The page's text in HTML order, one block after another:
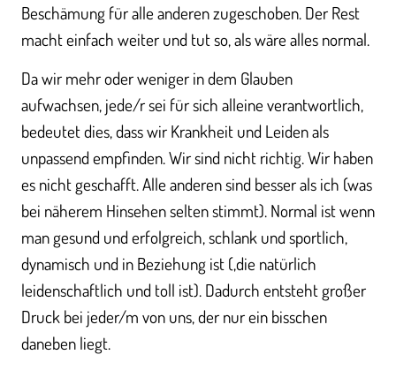
Beschämung für alle anderen zugeschoben. Der Rest
macht einfach weiter und tut so, als wäre alles normal.
Da wir mehr oder weniger in dem Glauben
aufwachsen, jede/r sei für sich alleine verantwortlich,
bedeutet dies, dass wir Krankheit und Leiden als
unpassend empfinden. Wir sind nicht richtig. Wir haben
es nicht geschafft. Alle anderen sind besser als ich (was
bei näherem Hinsehen selten stimmt). Normal ist wenn
man gesund und erfolgreich, schlank und sportlich,
dynamisch und in Beziehung ist (,die natürlich
leidenschaftlich und toll ist). Dadurch entsteht großer
Druck bei jeder/m von uns, der nur ein bisschen
daneben liegt.